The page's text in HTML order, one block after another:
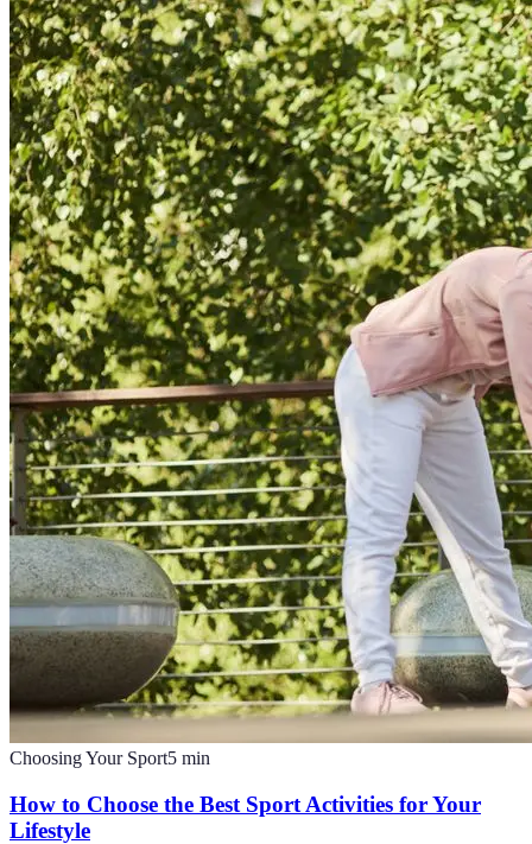
Choosing Your Sport5 min
How to Choose the Best Sport Activities for Your
Lifestyle